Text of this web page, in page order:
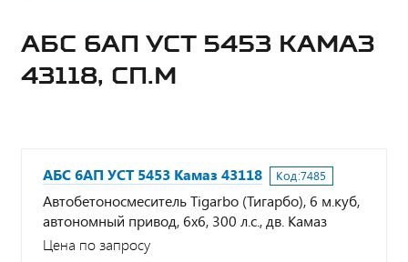
АБС 6АП УСТ 5453 КАМАЗ
43118, СП.М
АБС 6АП УСТ 5453 Камаз 43118 Код:7485
Автобетоносмеситель Tigarbo (Тигарбо), 6 м.куб,
автономный привод, 6х6, 300 л.с., дв. Камаз
Цена по запросу